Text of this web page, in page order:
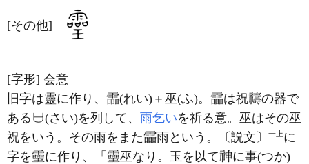
[その他]
[字形] 会意
旧字は靈に作り、
(れい)＋巫(ふ)。 は祝
の器で
ある
(さい)を列して、 雨乞いを祈る意。巫はその巫
祝をいう。その雨をまた
雨という。〔説文〕 一上に
字を
に作り、「 巫なり。玉を以て
に事(つか)